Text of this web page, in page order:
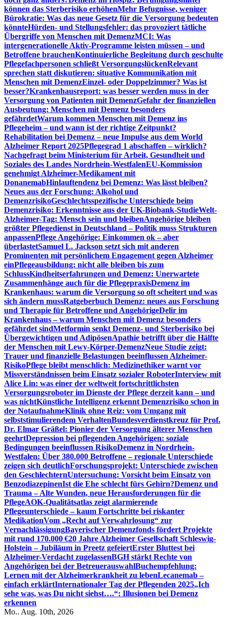
können das Sterberisiko erhöhenMehr Befugnisse, weniger
Bürokratie: Was das neue Gesetz für die Versorgung bedeuten
könnteHürden- und Stellungsfehler: das provoziert tätliche
Übergriffe von Menschen mit DemenzMCI: Was
intergenerationelle Aktiv-Programme leisten müssen – und
Betroffene brauchenKontinuierliche Begleitung durch geschulte
Pflegefachpersonen schließt VersorgungslückenRelevant
sprechen statt diskutieren: situative Kommunikation mit
Menschen mit DemenzEinzel- oder Doppelzimmer? Was ist
besser?Krankenhausreport: was besser werden muss in der
Versorgung von Patienten mit DemenzGefahr der finanziellen
Ausbeutung: Menschen mit Demenz besonders
gefährdetWarum kommen Menschen mit Demenz ins
Pflegeheim – und wann ist der richtige Zeitpunkt?
Rehabilitation bei Demenz – neue Impulse aus dem World
Alzheimer Report 2025Pflegegrad 1 abschaffen – wirklich?
Nachgefragt beim Ministerium für Arbeit, Gesundheit und
Soziales des Landes Nordrhein-WestfalenEU-Kommission
genehmigt Alzheimer-Medikament mit
DonanemabHinlauftendenz bei Demenz: Was lässt bleiben?
Neues aus der Forschung: Alkohol und
DemenzrisikoGeschlechtsspezifische Unterschiede beim
Demenzrisiko: Erkenntnisse aus der UK-Biobank-StudieWelt-
Alzheimer-Tag: Mensch sein und bleibenAngehörige bleiben
größter Pflegedienst in Deutschland – Politik muss Strukturen
anpassenPflege Angehörige: Einkommen ok – aber
überlastetSamuel L. Jackson setzt sich mit anderen
Prominenten mit persönlichem Engagement gegen Alzheimer
einPflegeausbildung: nicht alle bleiben bis zum
SchlussKindheitserfahrungen und Demenz: Unerwartete
Zusammenhänge auch für die PflegepraxisDemenz im
Krankenhaus: warum die Versorgung so oft scheitert und was
sich ändern mussRatgeberbuch Demenz: neues aus Forschung
und Therapie für Betroffene und AngehörigeDelir im
Krankenhaus – warum Menschen mit Demenz besonders
gefährdet sindMetformin senkt Demenz- und Sterberisiko bei
Übergewichtigen und AdipösenApathie betrifft über die Hälfte
der Menschen mit Lewy-Körper-DemenzNeue Studie zeigt:
Trauer und finanzielle Belastungen beeinflussen Alzheimer-
RisikoPflege bleibt menschlich: Medizinethiker warnt vor
Missverständnissen beim Einsatz sozialer RoboterInterview mit
Alice Lin: was einer der weltweit fortschrittlichsten
Versorgungsroboter im Dienste der Pflege derzeit kann – und
was nichtKünstliche Intelligenz erkennt Demenzrisiko schon in
der NotaufnahmeKlinik ohne Reiz: vom Umgang mit
selbststimulierendem VerhaltenBundesverdienstkreuz für Prof.
Dr. Elmar Gräßel: Pionier der Versorgung älterer Menschen
geehrtDepression bei pflegenden Angehörigen: soziale
Bedingungen beeinflussen RisikoDemenz in Nordrhein-
Westfalen: Über 380.000 Betroffene – regionale Unterschiede
zeigen sich deutlichForschungsprojekt: Unterschiede zwischen
den GeschlechternUntersuchung: Vorsicht beim Einsatz von
BenzodiazepinenIst die Ehe schlecht fürs Gehirn?Demenz und
Trauma – Alte Wunden, neue Herausforderungen für die
PflegeAOK-Qualitätsatlas zeigt alarmierende
Pflegeunterschiede – kaum Fortschritte bei riskanter
MedikationVom „Recht auf Verwahrlosung“ zur
VernachlässigungBayerischer Demenzfonds fördert Projekte
mit rund 170.000 €20 Jahre Alzheimer Gesellschaft Schleswig-
Holstein – Jubiläum in Preetz gefeiertErster Bluttest bei
Alzheimer-Verdacht zugelassenBGH stärkt Rechte von
Angehörigen bei der BetreuerauswahlBuchempfehlung:
Lernen mit der Alzheimerkrankheit zu lebenLecanemab –
einfach erklärtInternationaler Tag der Pflegenden 2025„Ich
sehe was, was Du nicht siehst….“: Illusionen bei Demenz
erkennen
Mo.. Aug. 10th, 2026